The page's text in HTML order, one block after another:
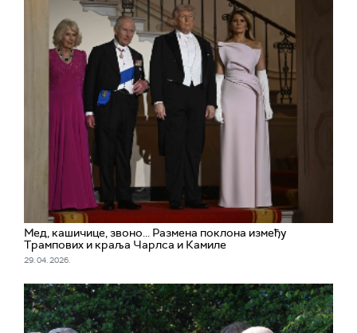
Мед, кашичице, звоно... Размена поклона између
Трампових и краља Чарлса и Камиле
29. 04. 2026.